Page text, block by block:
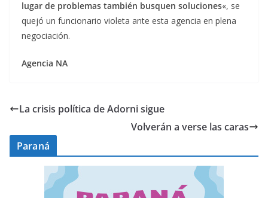
lugar de problemas también busquen soluciones«, se
quejó un funcionario violeta ante esta agencia en plena
negociación.
Agencia NA
La crisis política de Adorni sigue
Volverán a verse las caras
Paraná